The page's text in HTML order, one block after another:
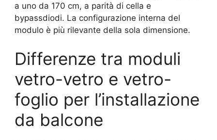
a uno da 170 cm, a parità di cella e
bypassdiodi. La configurazione interna del
modulo è più rilevante della sola dimensione.
Differenze tra moduli
vetro-vetro e vetro-
foglio per l’installazione
da balcone